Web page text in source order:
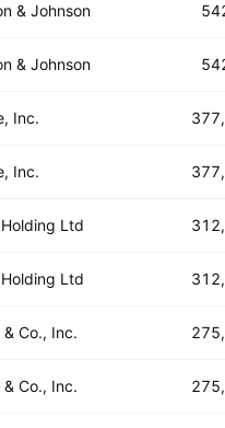
& Johnson
& Johnson
Inc.
Inc.
Ltd
Ltd
Co., Inc.
Co., Inc.